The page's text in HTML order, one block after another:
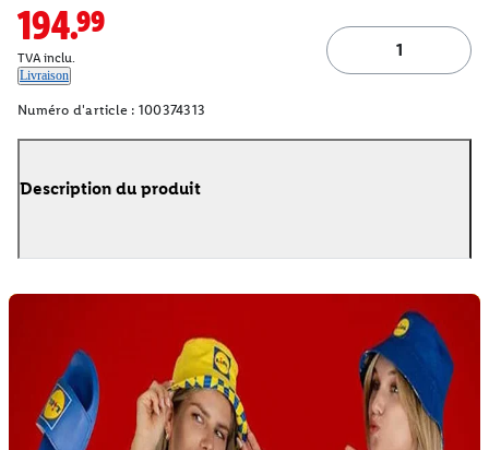
194.99
TVA inclu.
Livraison
Numéro d'article : 100374313
Description du produit